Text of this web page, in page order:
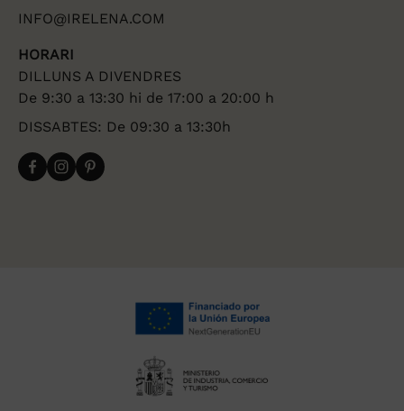
INFO@IRELENA.COM
HORARI
DILLUNS A DIVENDRES
De 9:30 a 13:30 hi de 17:00 a 20:00 h
DISSABTES: De 09:30 a 13:30h